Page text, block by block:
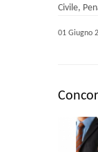
Civile,
01 Giugno